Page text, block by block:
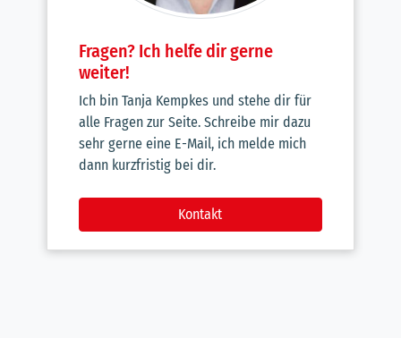
Fragen? Ich helfe dir gerne
weiter!
Ich bin Tanja Kempkes und stehe dir für
alle Fragen zur Seite. Schreibe mir dazu
sehr gerne eine E-Mail, ich melde mich
dann kurzfristig bei dir.
Kontakt